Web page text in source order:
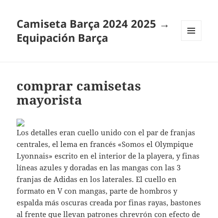
Camiseta Barça 2024 2025 →
Equipación Barça
comprar camisetas
mayorista
Los detalles eran cuello unido con el par de franjas
centrales, el lema en francés «Somos el Olympique
Lyonnais» escrito en el interior de la playera, y finas
líneas azules y doradas en las mangas con las 3
franjas de Adidas en los laterales. El cuello en
formato en V con mangas, parte de hombros y
espalda más oscuras creada por finas rayas, bastones
al frente que llevan patrones chrevrón con efecto de